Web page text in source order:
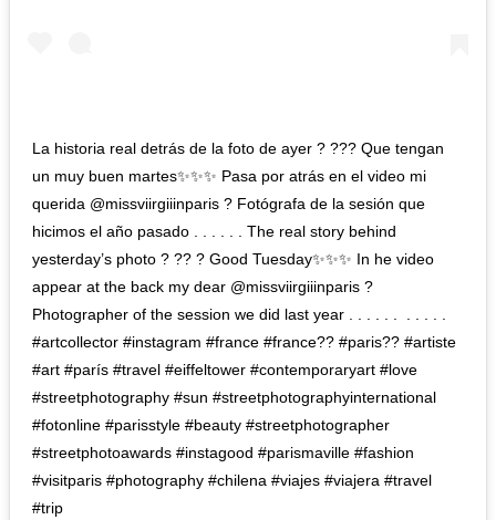
La historia real detrás de la foto de ayer ? ??? Que tengan
un muy buen martes✨✨✨ Pasa por atrás en el video mi
querida @missviirgiiinparis ? Fotógrafa de la sesión que
hicimos el año pasado . . . . . . The real story behind
yesterday’s photo ? ?? ? Good Tuesday✨✨✨ In he video
appear at the back my dear @missviirgiiinparis ?
Photographer of the session we did last year . . . . . . ⁣ .⁣ .⁣ .⁣ .⁣ .⁣
#artcollector #instagram #france #france?? #paris?? #artiste
#art #parís #travel #eiffeltower #contemporaryart #love
#streetphotography #sun #streetphotographyinternational
#fotonline #parisstyle #beauty #streetphotographer
#streetphotoawards #instagood #parismaville #fashion
#visitparis #photography #chilena #viajes #viajera #travel
#trip